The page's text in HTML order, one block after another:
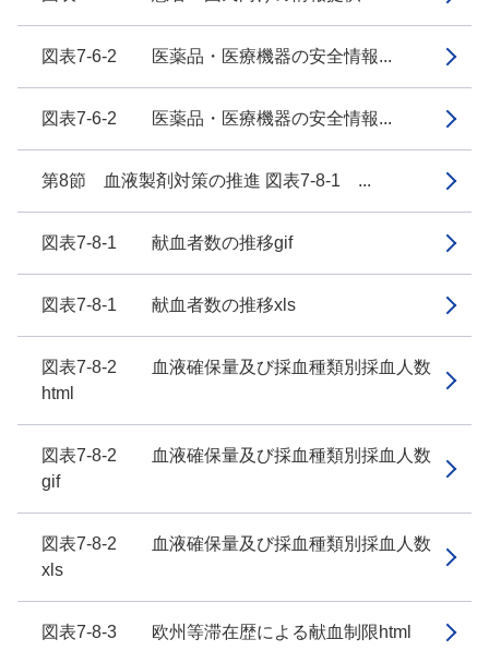
図表7-6-2 医薬品・医療機器の安全情報...
図表7-6-2 医薬品・医療機器の安全情報...
第8節 血液製剤対策の推進 図表7-8-1 ...
図表7-8-1 献血者数の推移gif
図表7-8-1 献血者数の推移xls
図表7-8-2 血液確保量及び採血種類別採血人数
html
図表7-8-2 血液確保量及び採血種類別採血人数
gif
図表7-8-2 血液確保量及び採血種類別採血人数
xls
図表7-8-3 欧州等滞在歴による献血制限html